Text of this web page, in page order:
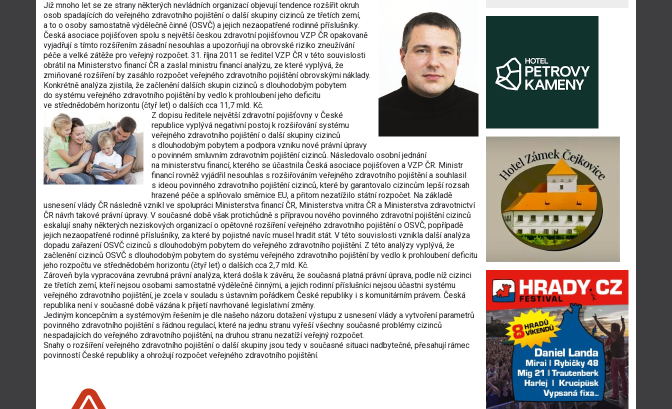
Již mnoho let se ze strany některých nevládních organizací objevují tendence rozšířit okruh
osob spadajících do veřejného zdravotního pojištění o další skupiny cizinců ze třetích zemí,
a to o osoby samostatně výdělečně činné (OSVČ) a jejich nezaopatřené rodinné příslušníky.
Česká asociace pojišťoven spolu s největší českou zdravotní pojišťovnou VZP ČR opakovaně
vyjadřují s tímto rozšířením zásadní nesouhlas a upozorňují na obrovské riziko zneužívání
péče a velké zátěže pro veřejný rozpočet. 31. října 2011 se ředitel VZP ČR v této souvislosti
obrátil na Ministerstvo financí ČR a zaslal ministru financí analýzu, ze které vyplývá, že
zmiňované rozšíření by zasáhlo rozpočet veřejného zdravotního pojištění obrovskými náklady.
Konkrétně analýza zjistila, že začlenění dalších skupin cizinců s dlouhodobým pobytem
do systému veřejného zdravotního pojištění by vedlo k prohloubení jeho deficitu
ve střednědobém horizontu (čtyř let) o dalších cca 11,7 mld. Kč.
Z dopisu ředitele největší zdravotní pojišťovny v České
republice vyplývá negativní postoj k rozšiřování systému
veřejného zdravotního pojištění o další skupiny cizinců
s dlouhodobým pobytem a podpora vzniku nové právní úpravy
o povinném smluvním zdravotním pojištění cizinců. Následovalo osobní jednání
na ministerstvu financí, kterého se účastnila Česká asociace pojišťoven a VZP ČR. Ministr
financí rovněž vyjádřil nesouhlas s rozšiřováním veřejného zdravotního pojištění a souhlasil
s ideou povinného zdravotního pojištění cizinců, které by garantovalo cizincům lepší rozsah
hrazené péče a splňovalo směrnice EU, a přitom nezatížilo státní rozpočet. Na základě
usnesení vlády ČR následně vznikl ve spolupráci Ministerstva financí ČR, Ministerstva vnitra ČR a Ministerstva zdravotnictví
ČR návrh takové právní úpravy. V současné době však protichůdně s přípravou nového povinného zdravotní pojištění cizinců
eskalují snahy některých neziskových organizací o opětovné rozšíření veřejného zdravotního pojištění o OSVČ, popřípadě
jejich nezaopatřené rodinné příslušníky, za které by pojistné navíc musel hradit stát. V této souvislosti vznikla další analýza
dopadu zařazení OSVČ cizinců s dlouhodobým pobytem do veřejného zdravotního pojištění. Z této analýzy vyplývá, že
začlenění cizinců OSVČ s dlouhodobým pobytem do systému veřejného zdravotního pojištění by vedlo k prohloubení deficitu
jeho rozpočtu ve střednědobém horizontu (čtyř let) o dalších cca 2,7 mld. Kč.
Zároveň byla vypracována zevrubná právní analýza, která došla k závěru, že současná platná právní úprava, podle níž cizinci
ze třetích zemí, kteří nejsou osobami samostatně výdělečně činnými, a jejich rodinní příslušníci nejsou účastni systému
veřejného zdravotního pojištění, je zcela v souladu s ústavním pořádkem České republiky i s komunitárním právem. Česká
republika není v současné době vázána k přijetí navrhované legislativní změny.
Jediným koncepčním a systémovým řešením je dle našeho názoru dotažení výstupu z usnesení vlády a vytvoření parametrů
povinného zdravotního pojištění s řádnou regulací, které na jednu stranu vyřeší všechny současné problémy cizinců
nespadajících do veřejného zdravotního pojištění, na druhou stranu nezatíží veřejný rozpočet.
Snahy o rozšíření veřejného zdravotního pojištění o další skupiny jsou tedy v současné situaci nadbytečné, přesahují rámec
povinností České republiky a ohrožují rozpočet veřejného zdravotního pojištění.